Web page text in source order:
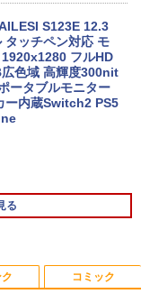
ト10倍】 ノートパ
訳あり Win11 Pro i
Lenovo ThinkPa
高速 PCIe SS
CMFZ:Win10x
メモリ
ライター [C:並品]
S123E 12.3
タッチペン対応 モ
フルHD
色域 高輝度300nit
ータブルモニター
ー内蔵Switch2 PS5
る
23巻 【電子書籍】
ク コミック